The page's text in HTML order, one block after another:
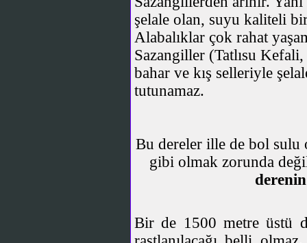
şelale olan, suyu kaliteli
Alabalıklar çok rahat
Sazangiller (Tatlısu
bahar ve kış selleriyle
tutunamaz.
Bu dereler ille de bol sulu
gibi olmak zorunda
Bir de 1500 metre üstü